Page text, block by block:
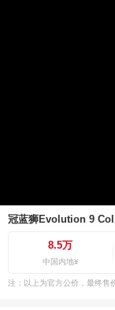
冠蓝狮Evolution 9
8.5万
中国内地¥
注：以上为官方公价，最终售